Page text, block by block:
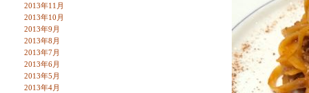
2013年11月
2013年10月
2013年9月
2013年8月
2013年7月
2013年6月
2013年5月
2013年4月